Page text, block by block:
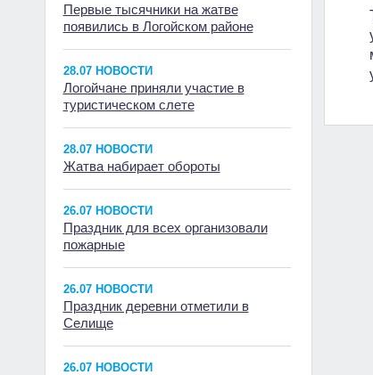
Первые тысячники на жатве
появились в Логойском районе
28.07 НОВОСТИ
Логойчане приняли участие в
туристическом слете
28.07 НОВОСТИ
Жатва набирает обороты
26.07 НОВОСТИ
Праздник для всех организовали
пожарные
26.07 НОВОСТИ
Праздник деревни отметили в
Селище
26.07 НОВОСТИ